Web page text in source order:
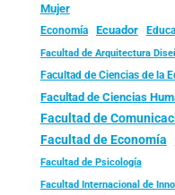
Mujer
Economía Ecuador
Facultad de Arquitectura
Facultad de Ciencias de la
Facultad de Ciencias
Facultad de
Facultad de Economía
Facultad de Psicología
Facultad Internacional de